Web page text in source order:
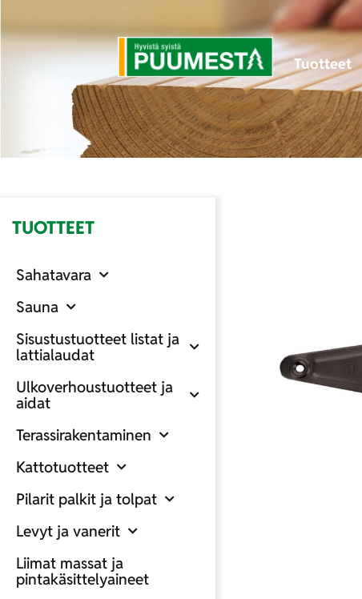
Tuotteet
TUOTTEET
Sahatavara
Sauna
Sisustustuotteet listat ja
lattialaudat
Ulkoverhoustuotteet ja
aidat
Terassirakentaminen
Kattotuotteet
Pilarit palkit ja tolpat
Levyt ja vanerit
Liimat massat ja
pintakäsittelyaineet